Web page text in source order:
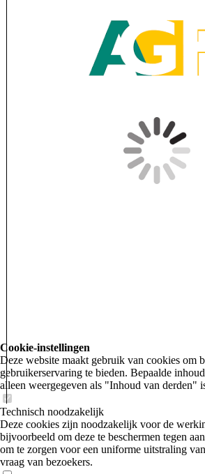
Cookie-instellingen
Deze website maakt gebruik van cookies om
gebruikerservaring te bieden. Bepaalde
alleen weergegeven als "Inhoud van derden"
Technisch noodzakelijk
Deze cookies zijn noodzakelijk voor de
bijvoorbeeld om deze te beschermen tegen
om te zorgen voor een uniforme uitstraling
vraag van bezoekers.